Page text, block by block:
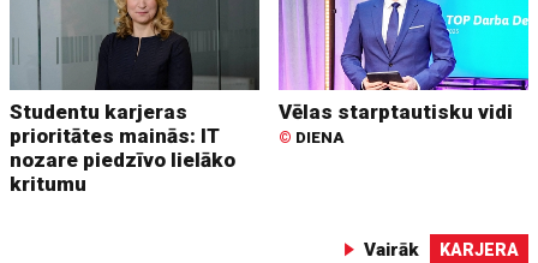
Studentu karjeras
prioritātes mainās: IT
nozare piedzīvo lielāko
kritumu
Vēlas starptautisku vidi
© DIENA
Vairāk KARJERA